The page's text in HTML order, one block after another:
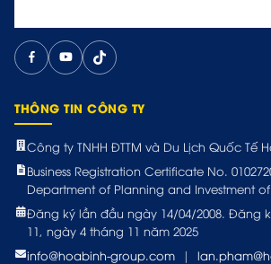
THÔNG TIN CÔNG TY
Công ty TNHH ĐTTM và Du Lịch Quốc Tế
Business Registration Certificate No.
Department of Planning and Investment
Đăng ký lần đầu ngày 14/04/2008. Đăng
11, ngày 4 tháng 11 năm 2025
info@hoabinh-group.com
|